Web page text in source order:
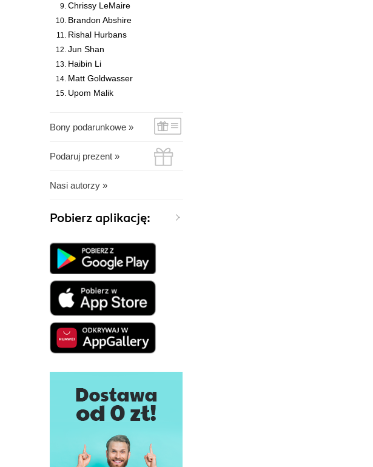
Chrissy LeMaire
Brandon Abshire
Rishal Hurbans
Jun Shan
Haibin Li
Matt Goldwasser
Upom Malik
Bony podarunkowe »
Podaruj prezent »
Nasi autorzy »
Pobierz aplikację: